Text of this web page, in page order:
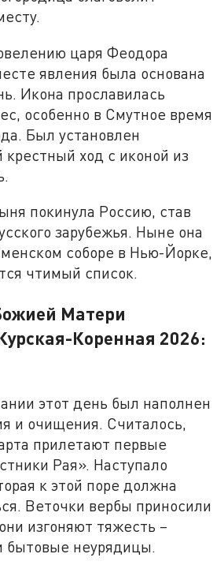
царя Феодора
явления была основана
Икона прославилась
особенно в Смутное время
Был установлен
ход с иконой из
покинула Россию, став
зарубежья. Ныне она
соборе в Нью-Йорке,
чтимый список.
Матери
Коренная 2026:
этот день был наполнен
и очищения. Считалось,
прилетают первые
Рая». Наступало
к этой поре должна
Веточки вербы приносили
изгоняют тяжесть –
бытовые неурядицы.